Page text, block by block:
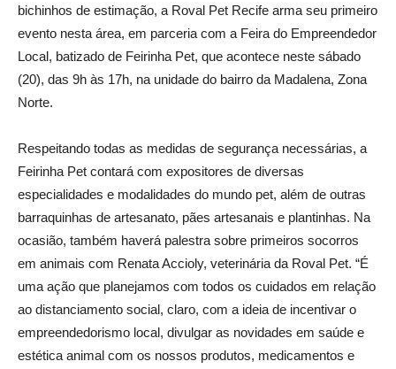
bichinhos de estimação, a Roval Pet Recife arma seu primeiro
evento nesta área, em parceria com a Feira do Empreendedor
Local, batizado de Feirinha Pet, que acontece neste sábado
(20), das 9h às 17h, na unidade do bairro da Madalena, Zona
Norte.
Respeitando todas as medidas de segurança necessárias, a
Feirinha Pet contará com expositores de diversas
especialidades e modalidades do mundo pet, além de outras
barraquinhas de artesanato, pães artesanais e plantinhas. Na
ocasião, também haverá palestra sobre primeiros socorros
em animais com Renata Accioly, veterinária da Roval Pet. “É
uma ação que planejamos com todos os cuidados em relação
ao distanciamento social, claro, com a ideia de incentivar o
empreendedorismo local, divulgar as novidades em saúde e
estética animal com os nossos produtos, medicamentos e